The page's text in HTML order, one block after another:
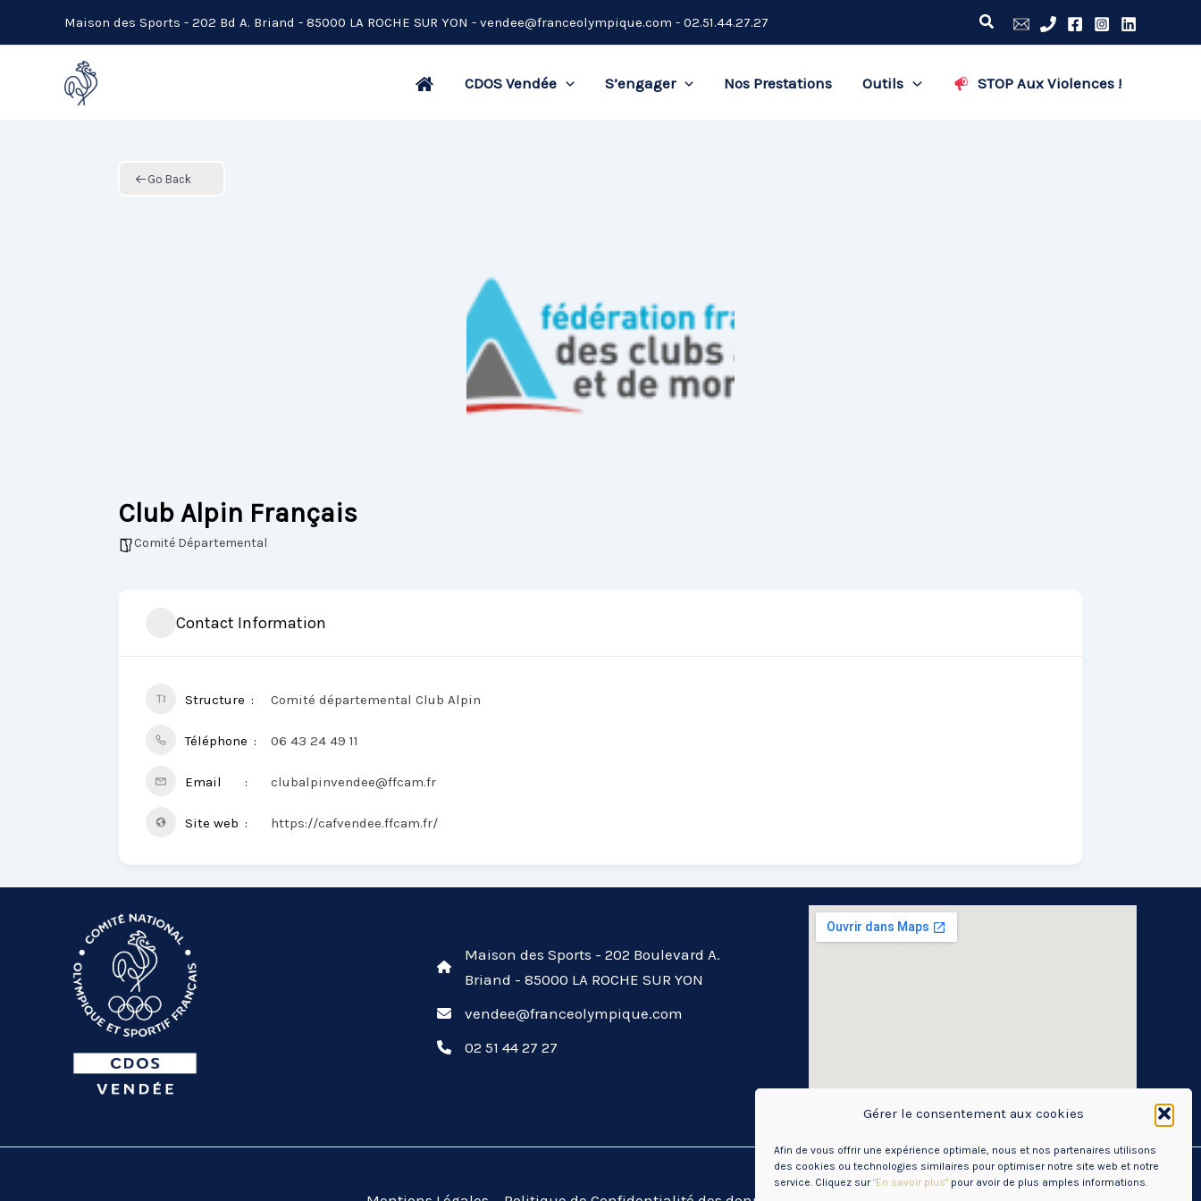
Gérer le consentement aux cookies
Afin de vous offrir une expérience optimale, nous et nos partenaires utilisons
des cookies ou technologies similaires pour optimiser notre site web et notre
service. Cliquez sur"En savoir plus" pour avoir de plus amples informations.
Maison des Sports - 202 Bd A. Briand - 85000 LA ROCHE SUR YON - vendee@franceolympique.com - 02.51.44.27.27 Rechercher
CDOS Vendée S’engager Nos Prestations Outils STOP Aux Violences !
Go Back
Club Alpin Français
Comité Départemental
Contact Information
Structure Comité départemental Club Alpin
Téléphone 06 43 24 49 11
Email clubalpinvendee@ffcam.fr
Site web https://cafvendee.ffcam.fr/
Maison des Sports - 202 Boulevard A.
Briand - 85000 LA ROCHE SUR YON
vendee@franceolympique.com
02 51 44 27 27